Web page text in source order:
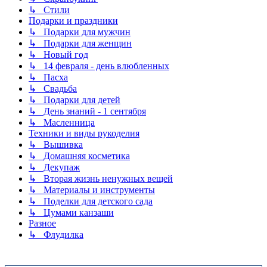
↳ Стили
Подарки и праздники
↳ Подарки для мужчин
↳ Подарки для женщин
↳ Новый год
↳ 14 февраля - день влюбленных
↳ Пасха
↳ Свадьба
↳ Подарки для детей
↳ День знаний - 1 сентября
↳ Масленница
Техники и виды рукоделия
↳ Вышивка
↳ Домашняя косметика
↳ Декупаж
↳ Вторая жизнь ненужных вещей
↳ Материалы и инструменты
↳ Поделки для детского сада
↳ Цумами канзаши
Разное
↳ Флудилка